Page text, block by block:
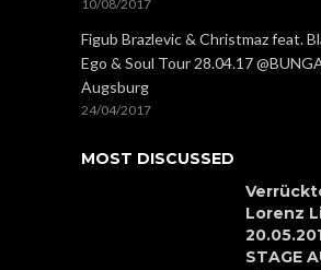
10/08/2017
Figub Brazlevic & Christmaz feat.
Ego & Soul Tour 28.04.17
Augsburg
24/04/2017
MOST DISCUSSED
Lorenz
STAGE